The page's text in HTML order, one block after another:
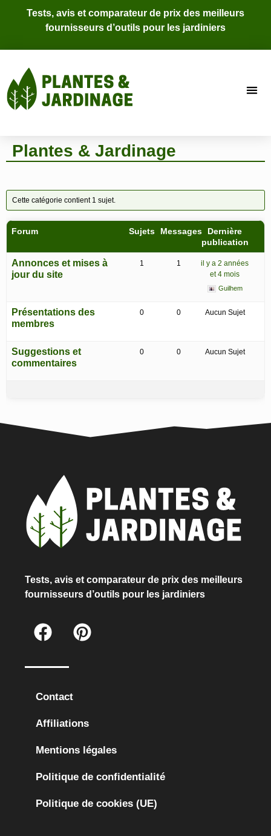
Tests, avis et comparateur de prix des meilleurs
fournisseurs d’outils pour les jardiniers
Plantes & Jardinage
Cette catégorie contient 1 sujet.
Forum Sujets Messages
Dernière
publication
Annonces et mises à
jour du site
1 1
il y a 2 années
et 4 mois
Guilhem
Présentations des
membres
0 0 Aucun Sujet
Suggestions et
commentaires
0 0 Aucun Sujet
Tests, avis et comparateur de prix des meilleurs
fournisseurs d’outils pour les jardiniers
Contact
Affiliations
Mentions légales
Politique de confidentialité
Politique de cookies (UE)